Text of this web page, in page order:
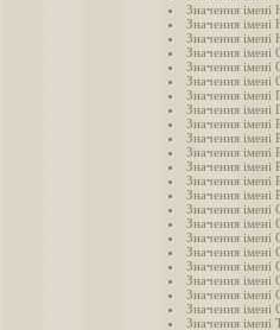
Значення імені
Значення імені
Значення імені
Значення імені
Значення імені
Значення імені
Значення імені
Значення імені
Значення імені
Значення імені
Значення імені
Значення імені
Значення імені
Значення імені
Значення імені
Значення імені
Значення імені
Значення імені
Значення імені
Значення імені
Значення імені
Значення імені
Значення імені